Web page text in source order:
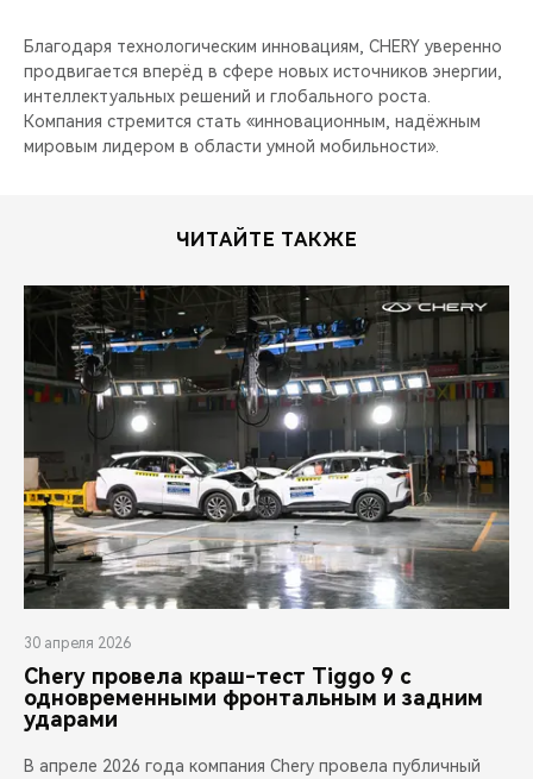
Благодаря технологическим инновациям, CHERY уверенно
продвигается вперёд в сфере новых источников энергии,
интеллектуальных решений и глобального роста.
Компания стремится стать «инновационным, надёжным
мировым лидером в области умной мобильности».
ЧИТАЙТЕ ТАКЖЕ
30 апреля 2026
Chery провела краш-тест Tiggo 9 с
одновременными фронтальным и задним
ударами
В апреле 2026 года компания Chery провела публичный